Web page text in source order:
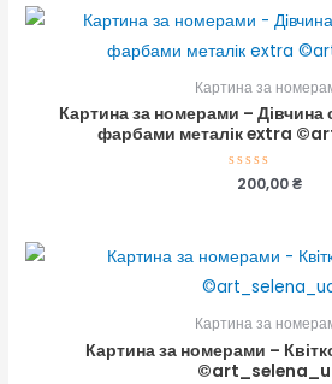
Картина за
Картина за номерами – Дівчина
фарбами металік extra
Оцінено
200,00₴
Картина за
Картина за номерами –